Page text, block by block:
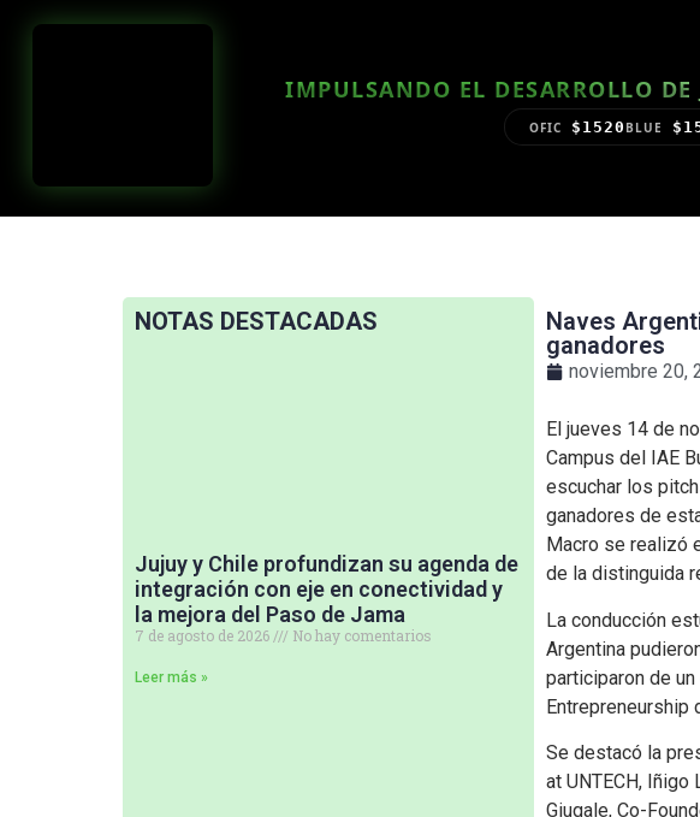
IMPULSANDO EL DESARROLLO
OFIC $1520 BLUE
NOTAS DESTACADAS
Jujuy y Chile profundizan su agenda de
integración con eje en conectividad y
la mejora del Paso de Jama
7 de agosto de 2026 No hay comentarios
Leer más »
Naves
ganadores
noviembre 20,
El jueves 14 de
Campus del IAE
escuchar los
ganadores de
Macro se realizó
de la distinguida
La conducción
Argentina
participaron de
Entrepreneurship
Se destacó la
at UNTECH, Iñigo
Giugale, Co-